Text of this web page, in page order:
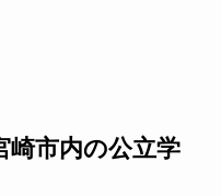
崎市内の公立学